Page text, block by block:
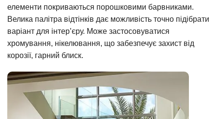
елементи покриваються порошковими барвниками.
Велика палітра відтінків дає можливість точно підібрати
варіант для інтер’єру. Може застосовуватися
хромування, нікелювання, що забезпечує захист від
корозії, гарний блиск.